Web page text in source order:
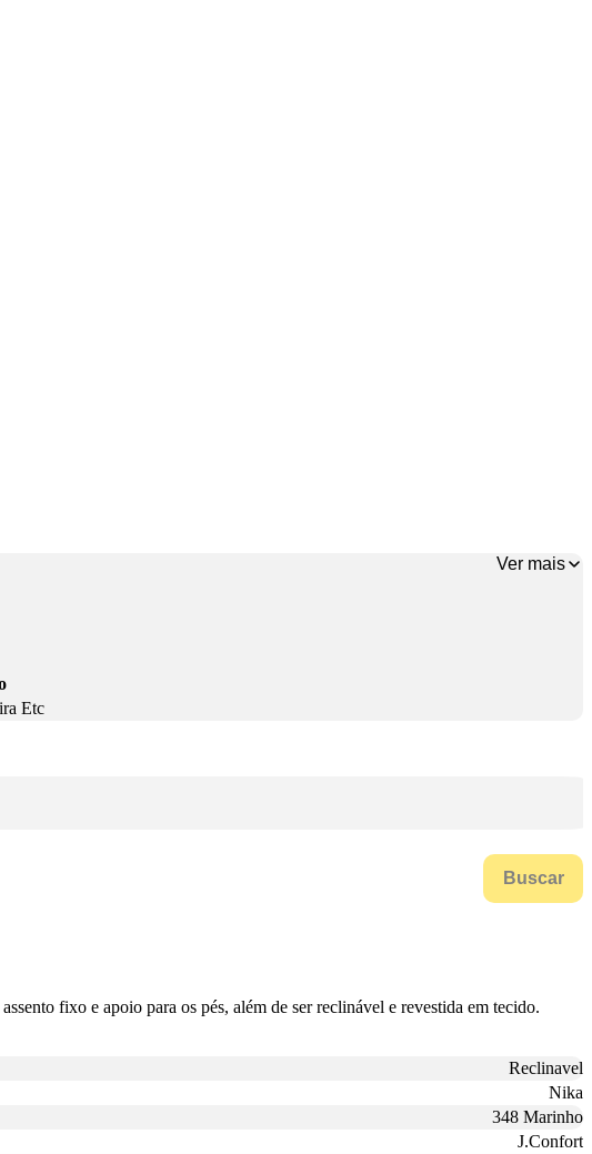
Ver mais
Etc
Buscar
fixo e apoio para os pés, além de ser reclinável e revestida em tecido.
Reclinavel
Nika
348 Marinho
J.Confort